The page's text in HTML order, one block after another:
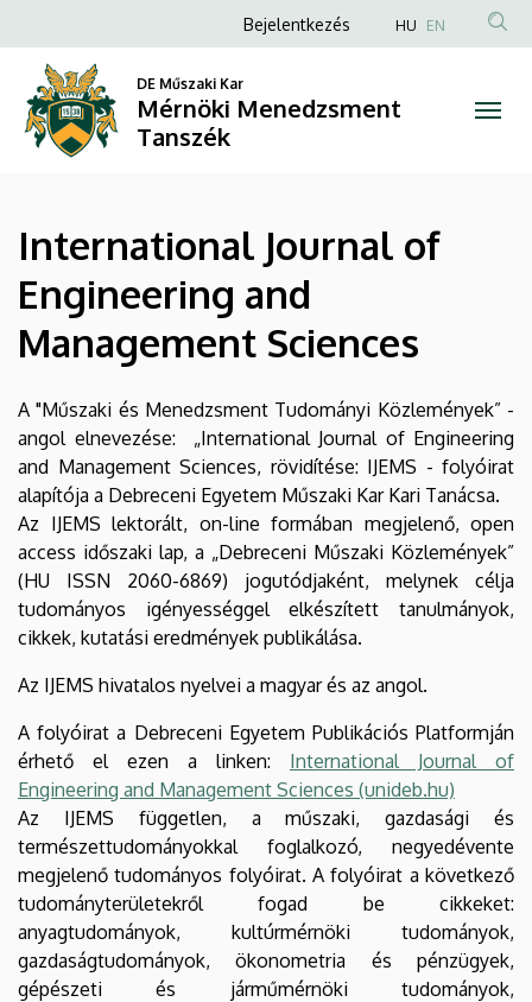
Journal
of
Engineering
Management
Sciences
Mérnöki
Menedzsment
Tanszék
a
tartalomra
Anonim
fiók
menüje
Bejelentkezés HU EN
DE Műszaki Kar
Mérnöki Menedzsment
Tanszék
International Journal of
Engineering and
Management Sciences
A "Műszaki és Menedzsment Tudományi Közlemények” -
angol elnevezése: „International Journal of Engineering
and Management Sciences, rövidítése: IJEMS - folyóirat
alapítója a Debreceni Egyetem Műszaki Kar Kari Tanácsa.
Az IJEMS lektorált, on-line formában megjelenő, open
access időszaki lap, a „Debreceni Műszaki Közlemények”
(HU ISSN 2060-6869) jogutódjaként, melynek célja
tudományos igényességgel elkészített tanulmányok,
cikkek, kutatási eredmények publikálása.
Az IJEMS hivatalos nyelvei a magyar és az angol.
A folyóirat a Debreceni Egyetem Publikációs Platformján
érhető el ezen a linken: International Journal of
Engineering and Management Sciences (unideb.hu)
Az IJEMS független, a műszaki, gazdasági és
természettudományokkal foglalkozó, negyedévente
megjelenő tudományos folyóirat. A folyóirat a következő
tudományterületekről fogad be cikkeket:
anyagtudományok, kultúrmérnöki tudományok,
gazdaságtudományok, ökonometria és pénzügyek,
gépészeti és járműmérnöki tudományok,